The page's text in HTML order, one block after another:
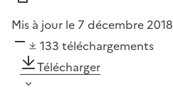
Mis à jour le 7 décembre 2018
133 téléchargements
Télécharger